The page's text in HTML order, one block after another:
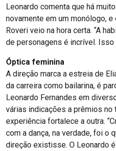
Leonardo comenta que há
novamente em um monólogo,
Roveri veio na hora certa. “A
de personagens é incrível. Isso
Óptica feminina
A direção marca a estreia de
da carreira como bailarina, é
Leonardo Fernandes em
várias indicações a prêmios no
experiência fortalece a outra.
com a dança, na verdade, foi o
direção existisse. O Leonardo